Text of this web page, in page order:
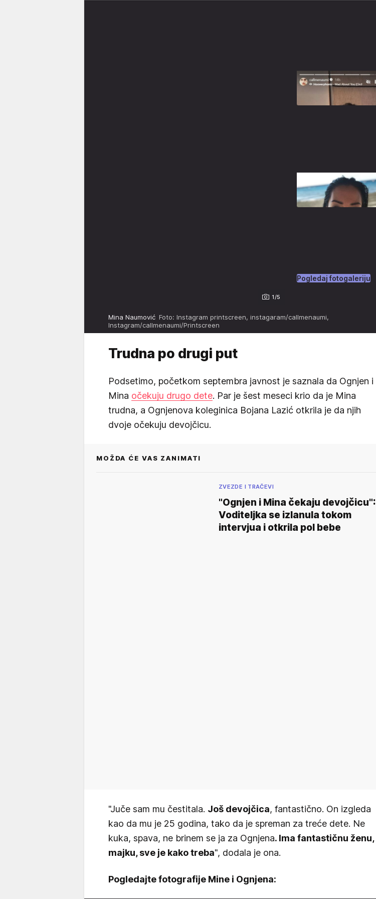
1/5
Pogledaj fotogaleriju
Mina Naumović Foto: Instagram printscreen, instagaram/callmenaumi,
Instagram/callmenaumi/Printscreen
Trudna po drugi put
Podsetimo, početkom septembra javnost je saznala da Ognjen i
Mina očekuju drugo dete. Par je šest meseci krio da je Mina
trudna, a Ognjenova koleginica Bojana Lazić otkrila je da njih
dvoje očekuju devojčicu.
MOŽDA ĆE VAS ZANIMATI
ZVEZDE I TRAČEVI
"Ognjen i Mina čekaju devojčicu":
Voditeljka se izlanula tokom
intervjua i otkrila pol bebe
"Juče sam mu čestitala. Još devojčica, fantastično. On izgleda
kao da mu je 25 godina, tako da je spreman za treće dete. Ne
kuka, spava, ne brinem se ja za Ognjena. Ima fantastičnu ženu,
majku, sve je kako treba", dodala je ona.
Pogledajte fotografije Mine i Ognjena: